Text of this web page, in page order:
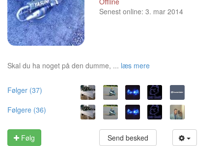
Senest online: 3. mar 2014
Skal du ha noget på den dumme, ... læs mere
Følger (37)
Følgere (36)
Følg Send besked